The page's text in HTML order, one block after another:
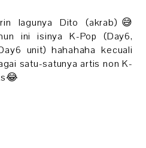
lagunya Dito (akrab)😅
ini isinya K-Pop (Day6,
unit) hahahaha kecuali
satu-satunya artis non K-